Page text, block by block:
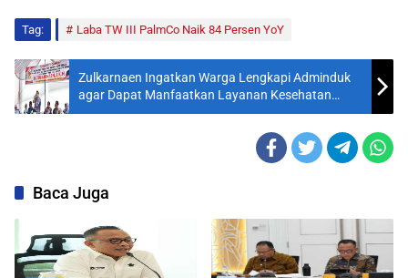
Tag: Laba TW III PalmCo Naik 84 Persen YoY
Zulkarnaen Ingatkan Warga Lengkapi Adminduk
agar Dapat Manfaatkan Layanan Kesehatan
Gratis Kota Medan
Baca Juga